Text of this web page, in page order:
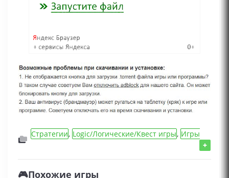
Стратегии, Logic/Логические/Квест игры, Игры
+
🎮Похожие игры